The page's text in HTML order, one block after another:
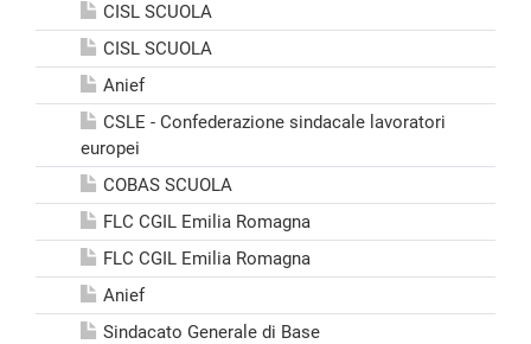
CISL SCUOLA
CISL SCUOLA
Anief
CSLE - Confederazione sindacale lavoratori
europei
COBAS SCUOLA
FLC CGIL Emilia Romagna
FLC CGIL Emilia Romagna
Anief
Sindacato Generale di Base